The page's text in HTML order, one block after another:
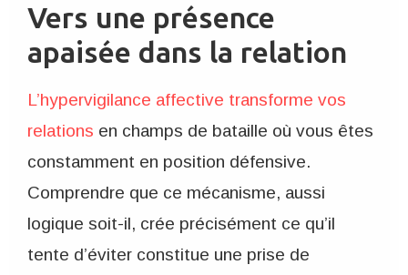
Vers une présence
apaisée dans la relation
L’hypervigilance affective transforme vos
relations en champs de bataille où vous êtes
constamment en position défensive.
Comprendre que ce mécanisme, aussi
logique soit-il, crée précisément ce qu’il
tente d’éviter constitue une prise de